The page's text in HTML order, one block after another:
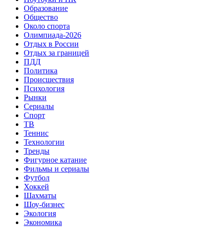
Образование
Общество
Около спорта
Олимпиада-2026
Отдых в России
Отдых за границей
ПДД
Политика
Происшествия
Психология
Рынки
Сериалы
Спорт
ТВ
Теннис
Технологии
Тренды
Фигурное катание
Фильмы и сериалы
Футбол
Хоккей
Шахматы
Шоу-бизнес
Экология
Экономика